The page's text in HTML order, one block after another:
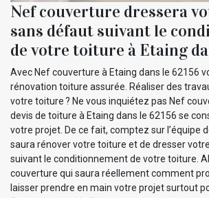
Nef couverture dressera
sans défaut suivant le
de votre toiture à Etaing
Avec Nef couverture à Etaing dans le 62156
rénovation toiture assurée. Réaliser des
votre toiture ? Ne vous inquiétez pas Nef
devis de toiture à Etaing dans le 62156 se
votre projet. De ce fait, comptez sur l’équipe
saura rénover votre toiture et de dresser
suivant le conditionnement de votre toiture.
couverture qui saura réellement comment
laisser prendre en main votre projet surtout